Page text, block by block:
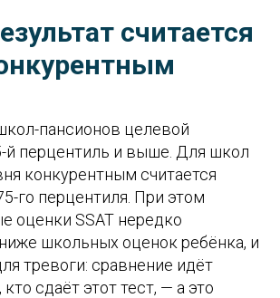
считается
пансионов целевой
й перцентиль и выше. Для школ
конкурентным считается
го перцентиля. При этом
оценки SSAT нередко
школьных оценок ребёнка, и
тревоги: сравнение идёт
сдаёт этот тест, — а это